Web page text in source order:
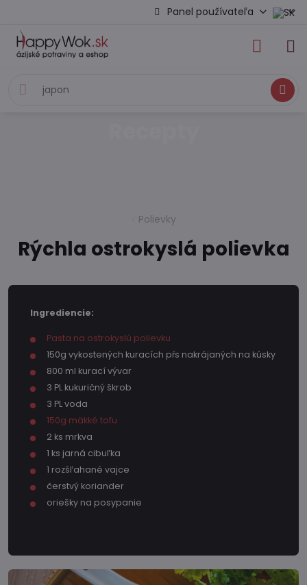
Panel používateľa
Hľadať
Polievky
Rýchla ostrokyslá polievka
Ingrediencie:
Pasta na ostrokyslú polievku
150g vykostených kuracích pŕs nakrájaných na kúsky
800 ml kurací vývar
3 PL kukuričný škrob
3 PL voda
150g mäkké tofu
2 ks mrkva
1 ks jarná cibuľka
1 rozšľahané vajce
čerstvý koriander
oriešky na posypanie